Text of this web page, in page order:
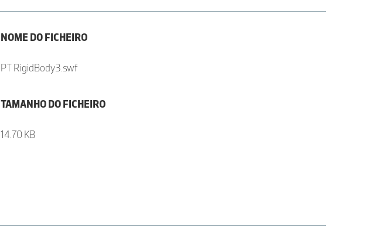
NOME DO FICHEIRO
PT RigidBody3.swf
TAMANHO DO FICHEIRO
14.70 KB